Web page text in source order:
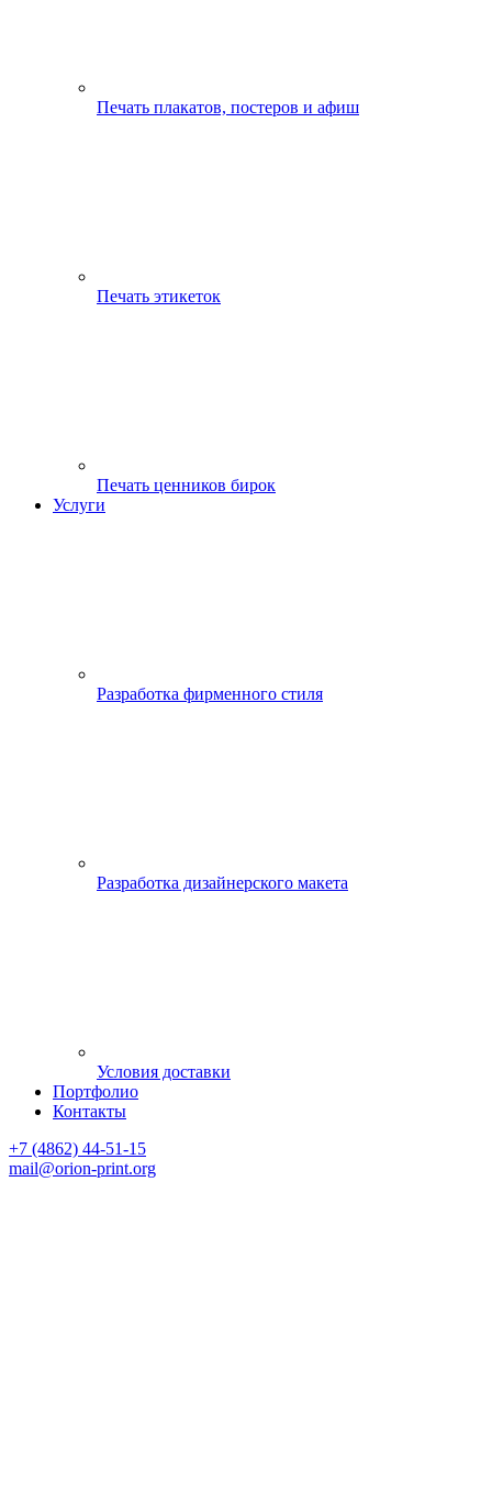
Печать плакатов, постеров и афиш
Печать этикеток
Печать ценников бирок
Услуги
Разработка фирменного стиля
Разработка дизайнерского макета
Условия доставки
Портфолио
Контакты
+7 (4862) 44-51-15
mail@orion-print.org